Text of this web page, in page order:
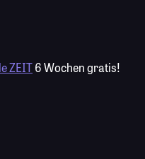
ZEIT6 Wochen gratis!